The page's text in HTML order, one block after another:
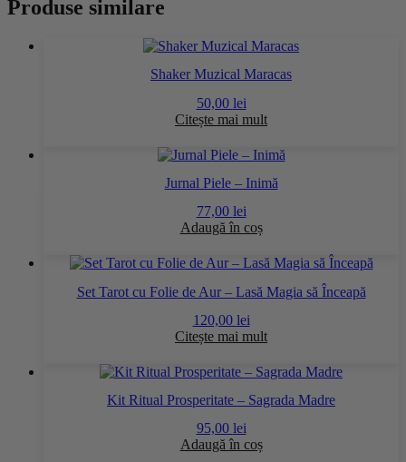
Produse similare
Shaker Muzical Maracas
50,00 lei
Citește mai mult
Jurnal Piele – Inimă
77,00 lei
Adaugă în coș
Set Tarot cu Folie de Aur – Lasă Magia să Înceapă
120,00 lei
Citește mai mult
Kit Ritual Prosperitate – Sagrada Madre
95,00 lei
Adaugă în coș